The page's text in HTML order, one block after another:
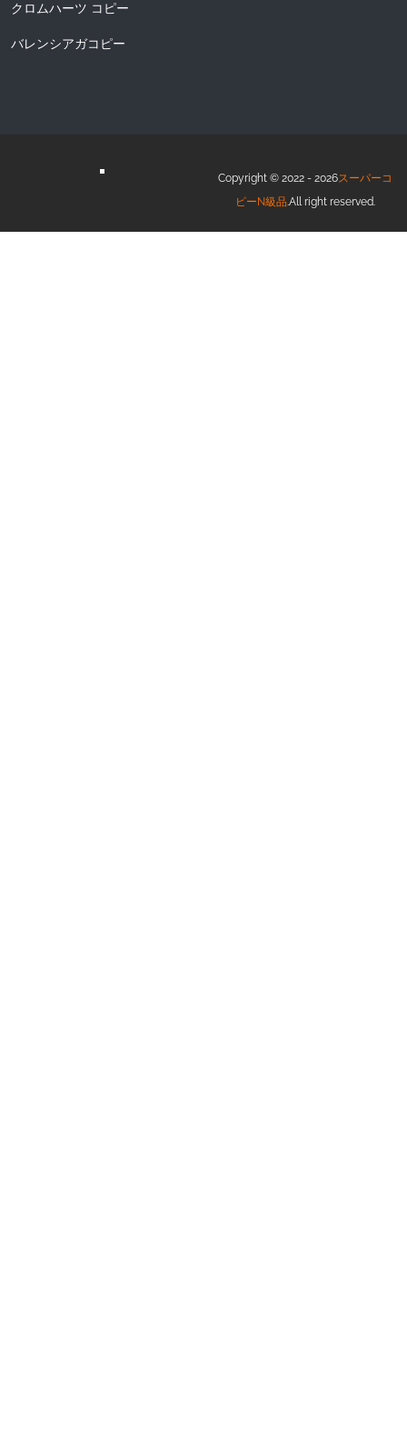
クロムハーツ コピー
バレンシアガコピー
Copyright © 2022 - 2026スーパーコ
ピーN級品.All right reserved.